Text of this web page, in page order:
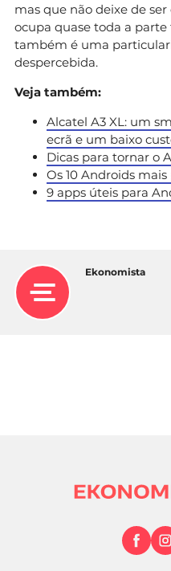
mas que não deixe de
ocupa quase toda a
também é uma
despercebida.
Veja também:
Alcatel A3 XL: um
ecrã e um baixo
Dicas para tornar o
Os 10 Androids
9 apps úteis para
Ekonomista